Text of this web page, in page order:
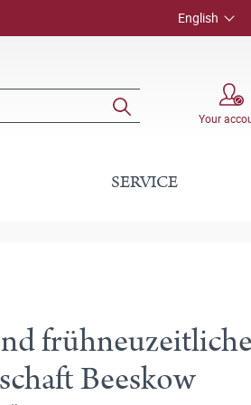
English
Your
SERVICE
Beeskow